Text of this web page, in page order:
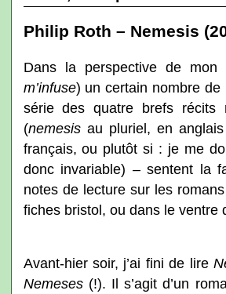
Philip Roth – Nemesis
Dans la perspective de mon
m’infuse) un certain nombre
série des quatre brefs
(nemesisau pluriel, en
français, ou plutôt si : je me
donc invariable) – sentent la
notes de lecture sur les
fiches bristol, ou dans le ventre
Avant-hier soir, j’ai fini de lire
Nemeses(!). Il s’agit d’un